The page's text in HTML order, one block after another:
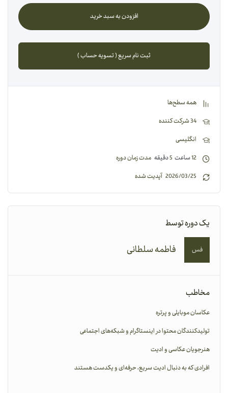
افزودن به سبد خرید
ثبت نام سریع ( تسویه حساب )
همه سطح‌ها
34 شرکت کننده
انگلیسی
12ساعت 5دقیقه مدت زمان دوره
2026/03/25 آپدیت شده
یک دوره توسط
فس فاطمه سلطانی
مخاطب
عکاسان موبایلی و پرتره
تولیدکنندگان محتوا در اینستاگرام و شبکه‌های اجتماعی
هنرجویان عکاسی و ادیت
افرادی که به دنبال ادیت سریع، حرفه‌ای و یکدست هستند